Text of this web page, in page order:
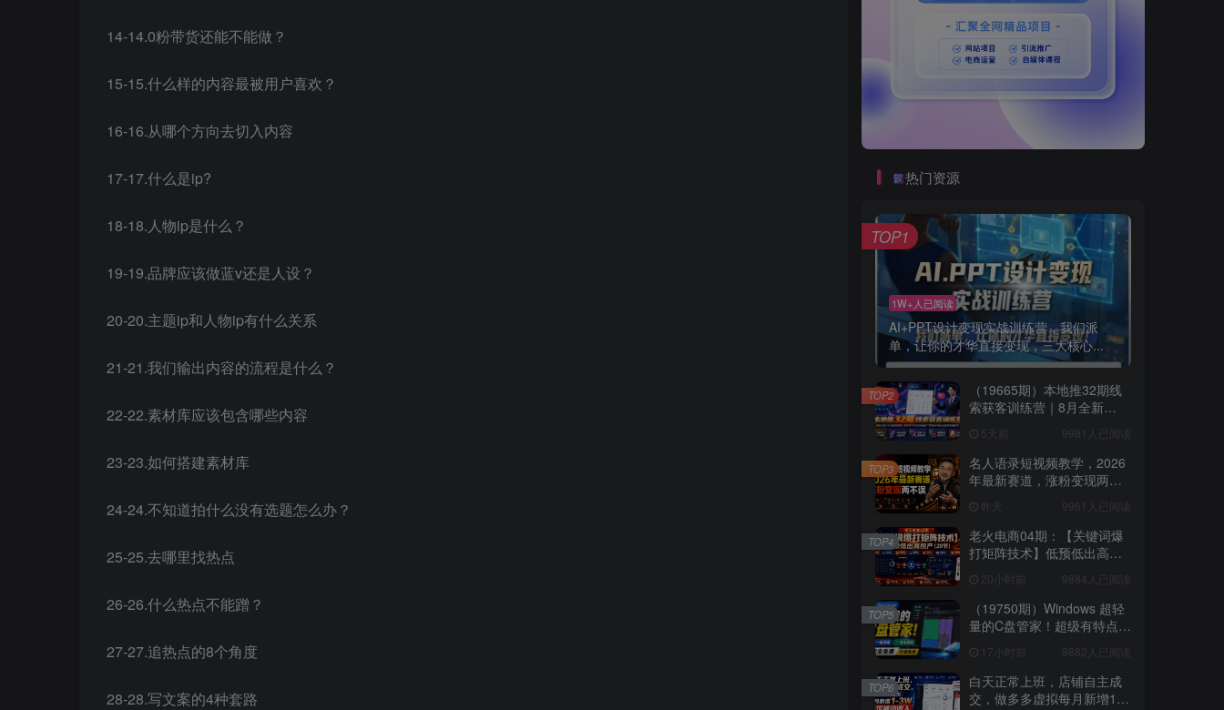
14-14.0粉带货还能不能做？
15-15.什么样的内容最被用户喜欢？
16-16.从哪个方向去切入内容
17-17.什么是ip?
18-18.人物ip是什么？
19-19.品牌应该做蓝v还是人设？
20-20.主题ip和人物ip有什么关系
21-21.我们输出内容的流程是什么？
22-22.素材库应该包含哪些内容
23-23.如何搭建素材库
24-24.不知道拍什么没有选题怎么办？
25-25.去哪里找热点
26-26.什么热点不能蹭？
27-27.追热点的8个角度
28-28.写文案的4种套路
热门资源
1W+人已阅读
AI+PPT设计变现实战训练营，我们派
单，让你的才华直接变现，三大核心...
TOP1
（19665期）本地推32期线
索获客训练营｜8月全新
启动搜索广告素材优化全链
路实操教学
5天前 9981人已阅读
TOP2
名人语录短视频教学，2026
年最新赛道，涨粉变现两不
昨天 9961人已阅读
TOP3
老火电商04期：【关键词爆
打矩阵技术】低预低出高投
20小时前 9884人已阅读
TOP4
（19750期）Windows 超轻
量的C盘管家！超级有特点，
2M大小体积，完全免费 C盘
管家
17小时前 9882人已阅读
TOP5
白天正常上班，店铺自主成
交，做多多虚拟每月新增1-
TOP6